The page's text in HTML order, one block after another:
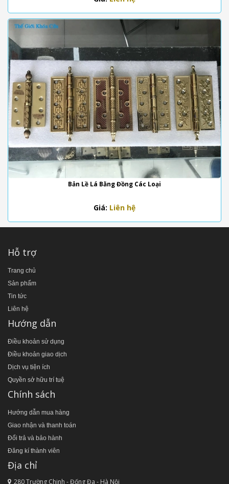
Bản Lề Lá Bằng Đồng Các Loại
Giá: Liên hệ
Hỗ trợ
Trang chủ
Sản phẩm
Tin tức
Liên hệ
Hướng dẫn
Điều khoản sử dụng
Điều khoản giao dịch
Dịch vụ tiện ích
Quyền sở hữu trí tuệ
Chính sách
Hướng dẫn mua hàng
Giao nhận và thanh toán
Đổi trả và bảo hành
Đăng kí thành viên
Địa chỉ
280 Trường Chinh - Đống Đa - Hà Nội